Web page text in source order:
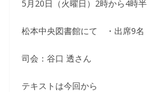
5月20日（火曜日）2時から4時半
松本中央図書館にて ・出席9名
司会：谷口 透さん
テキストは今回から